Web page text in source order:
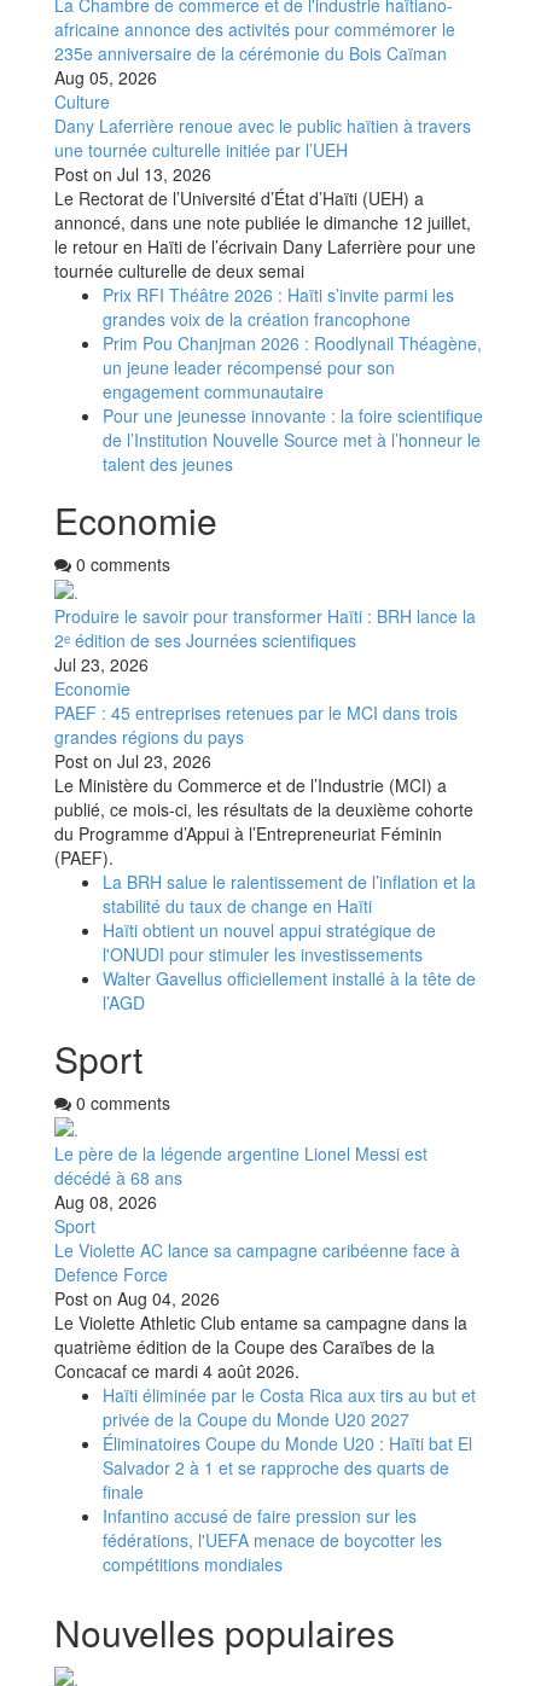
La Chambre de commerce et de l'industrie haïtiano-
africaine annonce des activités pour commémorer le
235e anniversaire de la cérémonie du Bois Caïman
Aug 05, 2026
Culture
Dany Laferrière renoue avec le public haïtien à travers
une tournée culturelle initiée par l’UEH
Post on Jul 13, 2026
Le Rectorat de l’Université d’État d’Haïti (UEH) a
annoncé, dans une note publiée le dimanche 12 juillet,
le retour en Haïti de l’écrivain Dany Laferrière pour une
tournée culturelle de deux semai
Prix RFI Théâtre 2026 : Haïti s’invite parmi les
grandes voix de la création francophone
Prim Pou Chanjman 2026 : Roodlynail Théagène,
un jeune leader récompensé pour son
engagement communautaire
Pour une jeunesse innovante : la foire scientifique
de l’Institution Nouvelle Source met à l’honneur le
talent des jeunes
Economie
0 comments
Produire le savoir pour transformer Haïti : BRH lance la
2ᵉ édition de ses Journées scientifiques
Jul 23, 2026
Economie
PAEF : 45 entreprises retenues par le MCI dans trois
grandes régions du pays
Post on Jul 23, 2026
Le Ministère du Commerce et de l’Industrie (MCI) a
publié, ce mois-ci, les résultats de la deuxième cohorte
du Programme d’Appui à l’Entrepreneuriat Féminin
(PAEF).
La BRH salue le ralentissement de l’inflation et la
stabilité du taux de change en Haïti
Haïti obtient un nouvel appui stratégique de
l'ONUDI pour stimuler les investissements
Walter Gavellus officiellement installé à la tête de
Sport
0 comments
Le père de la légende argentine Lionel Messi est
décédé à 68 ans
Aug 08, 2026
Le Violette AC lance sa campagne caribéenne face à
Defence Force
Post on Aug 04, 2026
Le Violette Athletic Club entame sa campagne dans la
quatrième édition de la Coupe des Caraïbes de la
Concacaf ce mardi 4 août 2026.
Haïti éliminée par le Costa Rica aux tirs au but et
privée de la Coupe du Monde U20 2027
Éliminatoires Coupe du Monde U20 : Haïti bat El
Salvador 2 à 1 et se rapproche des quarts de
Infantino accusé de faire pression sur les
fédérations, l'UEFA menace de boycotter les
compétitions mondiales
Nouvelles populaires